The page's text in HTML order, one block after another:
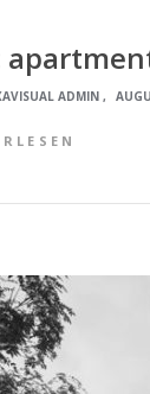
ADMIN